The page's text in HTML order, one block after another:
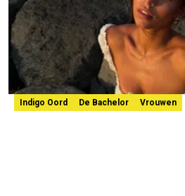
Indigo Oord De Bachelor Vrouwen